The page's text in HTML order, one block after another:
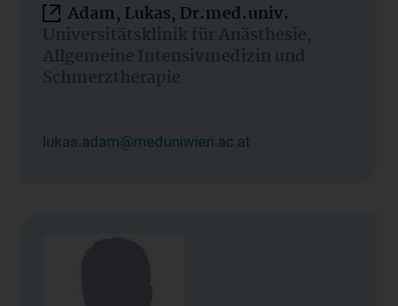
Adam, Lukas, Dr.med.univ.
Universitätsklinik für Anästhesie,
Allgemeine Intensivmedizin und
Schmerztherapie
lukas.adam@meduniwien.ac.at